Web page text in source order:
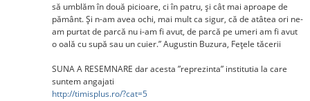
să umblăm în două picioare, ci în patru, şi cât mai aproape de
pământ. Şi n-am avea ochi, mai mult ca sigur, că de atâtea ori ne-
am purtat de parcă nu i-am fi avut, de parcă pe umeri am fi avut
o oală cu supă sau un cuier.” Augustin Buzura, Feţele tăcerii
SUNA A RESEMNARE dar acesta ”reprezinta” institutia la care
suntem angajati
http://timisplus.ro/?cat=5